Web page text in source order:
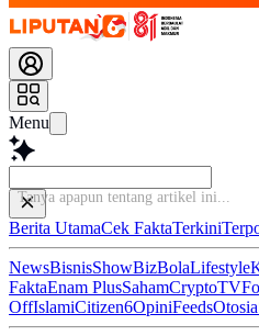
Menu
Tanya apapun t
Berita UtamaCek FaktaTerkini
NewsBisnisShowBizBolaLifestyle
FaktaEnam PlusSahamCryptoTV
OffIslamiCitizen6OpiniFeedsOtosia